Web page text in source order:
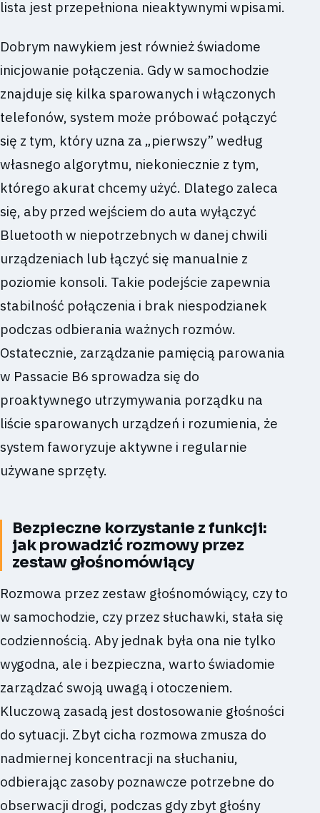
lista jest przepełniona nieaktywnymi wpisami.
Dobrym nawykiem jest również świadome
inicjowanie połączenia. Gdy w samochodzie
znajduje się kilka sparowanych i włączonych
telefonów, system może próbować połączyć
się z tym, który uzna za „pierwszy” według
własnego algorytmu, niekoniecznie z tym,
którego akurat chcemy użyć. Dlatego zaleca
się, aby przed wejściem do auta wyłączyć
Bluetooth w niepotrzebnych w danej chwili
urządzeniach lub łączyć się manualnie z
poziomie konsoli. Takie podejście zapewnia
stabilność połączenia i brak niespodzianek
podczas odbierania ważnych rozmów.
Ostatecznie, zarządzanie pamięcią parowania
w Passacie B6 sprowadza się do
proaktywnego utrzymywania porządku na
liście sparowanych urządzeń i rozumienia, że
system faworyzuje aktywne i regularnie
używane sprzęty.
Bezpieczne korzystanie z funkcji:
jak prowadzić rozmowy przez
zestaw głośnomówiący
Rozmowa przez zestaw głośnomówiący, czy to
w samochodzie, czy przez słuchawki, stała się
codziennością. Aby jednak była ona nie tylko
wygodna, ale i bezpieczna, warto świadomie
zarządzać swoją uwagą i otoczeniem.
Kluczową zasadą jest dostosowanie głośności
do sytuacji. Zbyt cicha rozmowa zmusza do
nadmiernej koncentracji na słuchaniu,
odbierając zasoby poznawcze potrzebne do
obserwacji drogi, podczas gdy zbyt głośny